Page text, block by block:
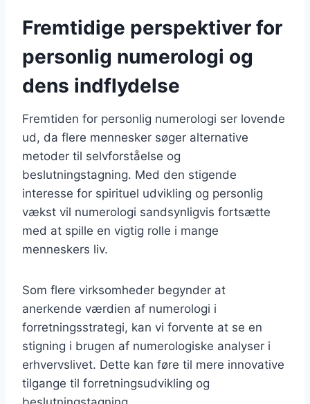
Fremtidige perspektiver for
personlig numerologi og
dens indflydelse
Fremtiden for personlig numerologi ser lovende
ud, da flere mennesker søger alternative
metoder til selvforståelse og
beslutningstagning. Med den stigende
interesse for spirituel udvikling og personlig
vækst vil numerologi sandsynligvis fortsætte
med at spille en vigtig rolle i mange
menneskers liv.
Som flere virksomheder begynder at
anerkende værdien af numerologi i
forretningsstrategi, kan vi forvente at se en
stigning i brugen af numerologiske analyser i
erhvervslivet. Dette kan føre til mere innovative
tilgange til forretningsudvikling og